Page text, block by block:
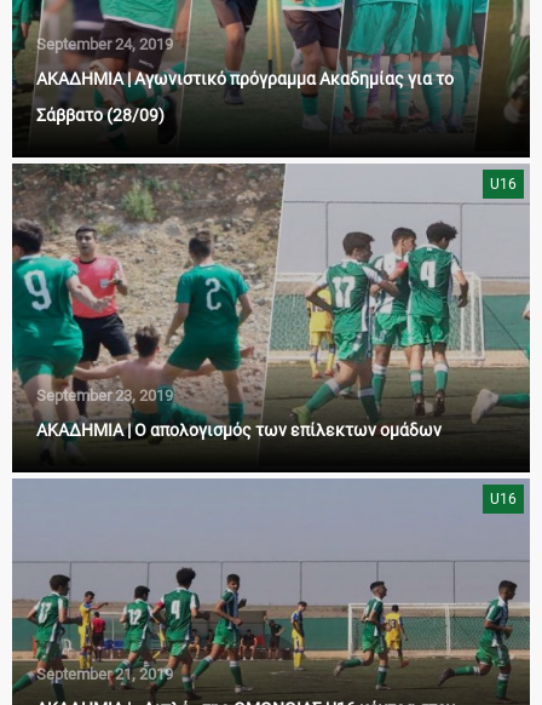
September 24, 2019
ΑΚΑΔΗΜΙΑ | Αγωνιστικό πρόγραμμα Ακαδημίας για το
Σάββατο (28/09)
U16
September 23, 2019
ΑΚΑΔΗΜΙΑ | Ο απολογισμός των επίλεκτων ομάδων
U16
September 21, 2019